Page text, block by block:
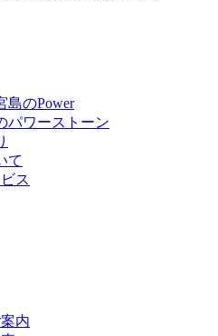
島のPower
パワーストーン
て
ス
内